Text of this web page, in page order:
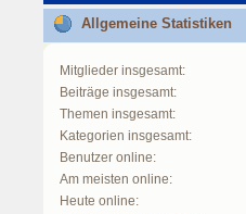
Allgemeine Statistiken
Mitglieder insgesamt:
Beiträge insgesamt:
Themen insgesamt:
Kategorien insgesamt:
Benutzer online:
Am meisten online:
Heute online: